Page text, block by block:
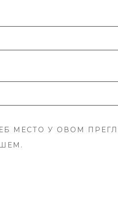
МЕСТО У ОВОМ